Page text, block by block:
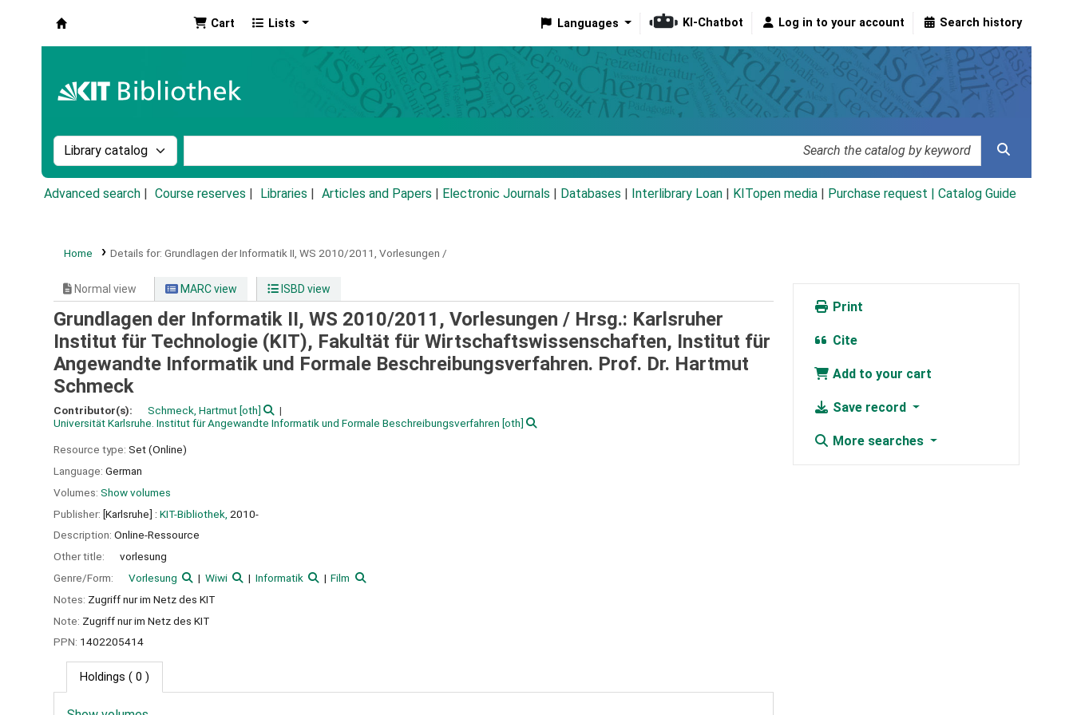
Cart Lists Languages KI-Chatbot Log in to your account Search history
Search the catalog by:
Advanced search Course reserves Libraries Articles and Papers Electronic Journals Databases Interlibrary Loan KITopen media Purchase request | Catalog Guide
Home Details for: Grundlagen der Informatik II, WS 2010/2011, Vorlesungen /
Normal view MARC view ISBD view
Grundlagen der Informatik II, WS 2010/2011, Vorlesungen / Hrsg.: Karlsruher
Institut für Technologie (KIT), Fakultät für Wirtschaftswissenschaften, Institut für
Angewandte Informatik und Formale Beschreibungsverfahren. Prof. Dr. Hartmut
Schmeck
Contributor(s): Schmeck, Hartmut [oth]
Universität Karlsruhe. Institut für Angewandte Informatik und Formale Beschreibungsverfahren [oth]
Resource type: Set (Online)
Language: German
Volumes: Show volumes
Publisher: [Karlsruhe] : KIT-Bibliothek, 2010-
Description: Online-Ressource
Other title:
vorlesung
Genre/Form:
Vorlesung Wiwi Informatik
Film
Notes: Zugriff nur im Netz des KIT
Note: Zugriff nur im Netz des KIT
PPN: 1402205414
Holdings ( 0 )
Print
Cite
Add to your cart
Save record
More searches